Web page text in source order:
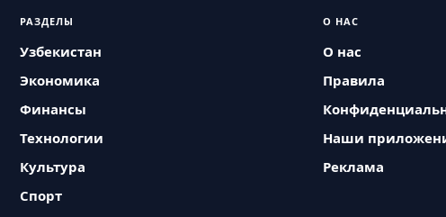
РАЗДЕЛЫ
Узбекистан
Экономика
Финансы
Технологии
Культура
Спорт
О НАС
О нас
Правила
Наши
Реклама